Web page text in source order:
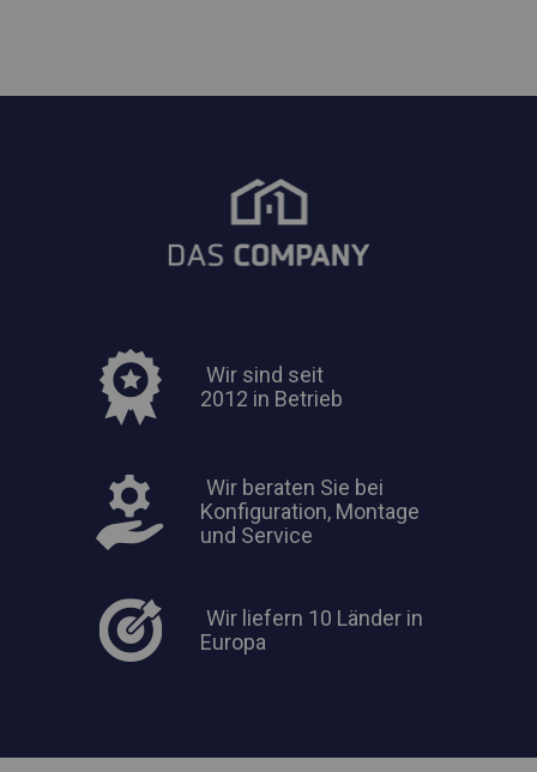
Wir sind seit
2012 in Betrieb
Wir beraten Sie bei
Konfiguration, Montage
und Service
Wir liefern 10 Länder in
Europa